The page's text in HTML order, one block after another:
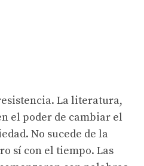
La literatura,
el poder de cambiar el
No sucede de la
sí con el tiempo. Las